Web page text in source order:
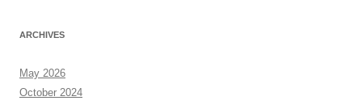
ARCHIVES
May 2026
October 2024